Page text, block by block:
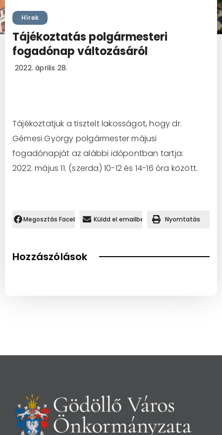
Hírek
Tájékoztatás polgármesteri
fogadónap változásáról
2022. április 28.
Tájékoztatjuk a tisztelt lakosságot, hogy dr.
Gémesi György polgármester májusi
fogadónapját az alábbi időpontban tartja:
2022. május 11. (szerda) 10-12 és 14-16 óra között.
Megosztás Facebookon.Küldd el emailben Nyomtatás
Hozzászólások